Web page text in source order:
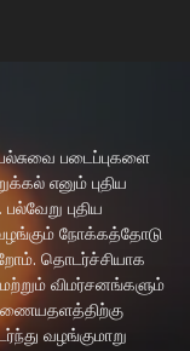
படைப்புகளை
எனும் புதிய
புதிய
நோக்கத்தோடு
தொடர்ச்சியாக
விமர்சனங்களும்
வழங்குமாறு